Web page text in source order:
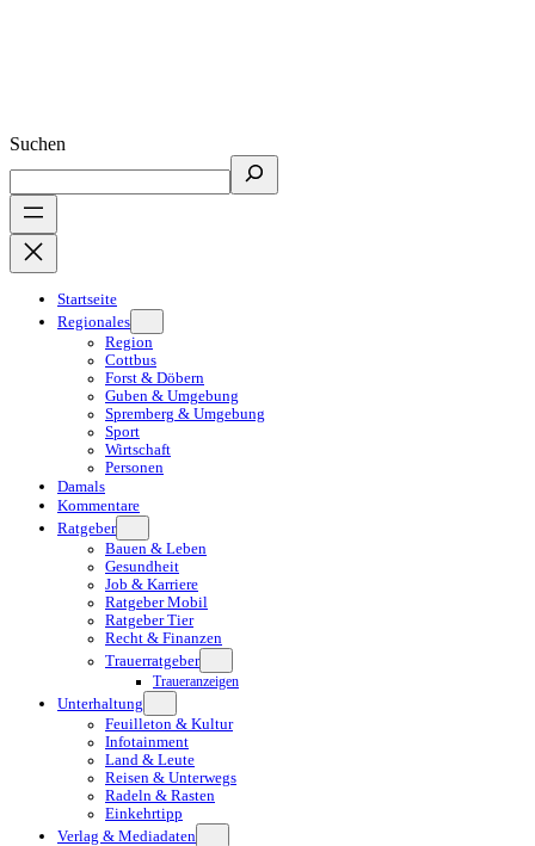
Suchen
Startseite
Regionales
Region
Cottbus
Forst & Döbern
Guben & Umgebung
Spremberg & Umgebung
Sport
Wirtschaft
Personen
Damals
Kommentare
Ratgeber
Bauen & Leben
Gesundheit
Job & Karriere
Ratgeber Mobil
Ratgeber Tier
Recht & Finanzen
Trauerratgeber
Traueranzeigen
Unterhaltung
Feuilleton & Kultur
Infotainment
Land & Leute
Reisen & Unterwegs
Radeln & Rasten
Einkehrtipp
Verlag & Mediadaten